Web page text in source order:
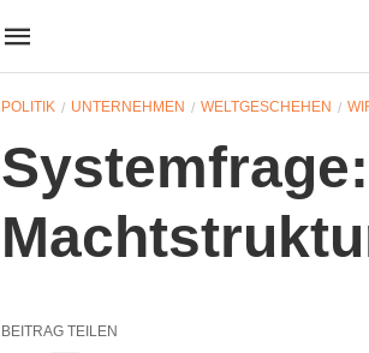
POLITIK UNTERNEHMEN WELTGESCHEHEN
BEITRAG TEILEN